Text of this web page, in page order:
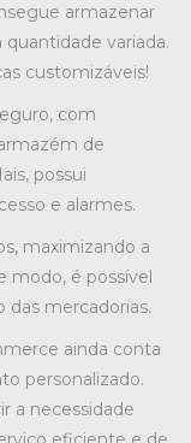
armazenar
variada.
customizáveis!
com
de
possui
e alarmes.
maximizando a
modo, é possível
das mercadorias.
ainda conta
personalizado.
a necessidade